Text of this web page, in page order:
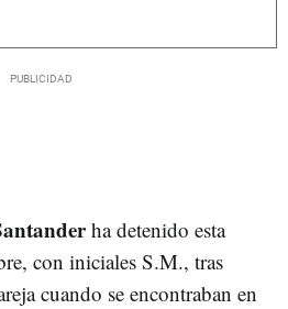
ha detenido esta
con iniciales S.M., tras
cuando se encontraban en